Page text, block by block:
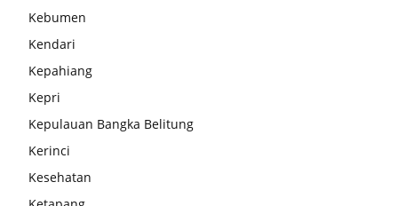
Kebumen
Kendari
Kepahiang
Kepri
Kepulauan Bangka Belitung
Kerinci
Kesehatan